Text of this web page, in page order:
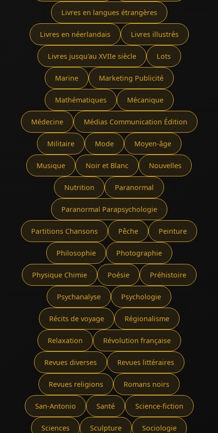
Livres en langues étrangères
Livres en néerlandais Livres illustrés
Livres jusqu'au XVIIe siècle Lots
Marine Marketing Publicité
Mathématiques Mécanique
Médecine Médias Communication Édition
Militaire Mode Moyen-âge
Musique Noir et Blanc Nouvelles
Nutrition Paranormal
Paranormal Parapsychologie
Partitions Chansons Pêche Peinture
Philosophie Photographie
Physique Chimie Poésie Préhistoire
Psychanalyse Psychologie
Récits de voyage Régionalisme
Relaxation Révolution française
Revues diverses Revues littéraires
Revues religions Romans noirs
San-Antonio Santé Science-fiction
Sciences Sculpture Sociologie